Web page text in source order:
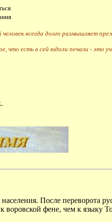
всегда долго размышляет
что есть в сей юдоли печали - это
После переворота
фене, чем к языку